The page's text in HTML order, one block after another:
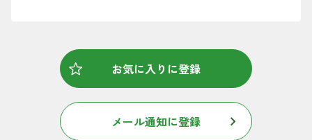
お気に入りに登録
メール通知に登録